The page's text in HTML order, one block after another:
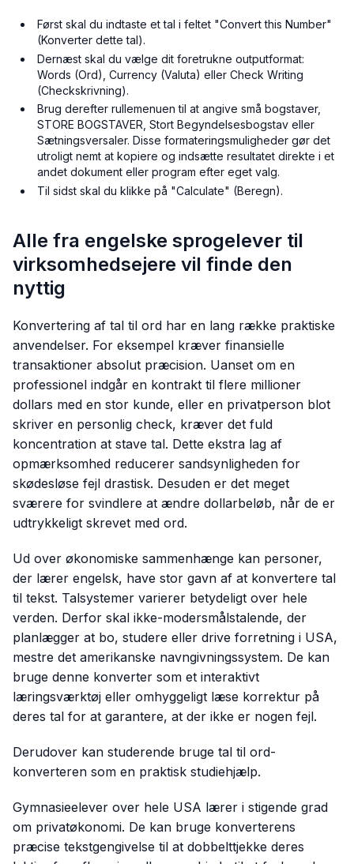
Først skal du indtaste et tal i feltet "Convert this Number"
(Konverter dette tal).
Dernæst skal du vælge dit foretrukne outputformat:
Words (Ord), Currency (Valuta) eller Check Writing
(Checkskrivning).
Brug derefter rullemenuen til at angive små bogstaver,
STORE BOGSTAVER, Stort Begyndelsesbogstav eller
Sætningsversaler. Disse formateringsmuligheder gør det
utroligt nemt at kopiere og indsætte resultatet direkte i et
andet dokument eller program efter eget valg.
Til sidst skal du klikke på "Calculate" (Beregn).
Alle fra engelske sprogelever til
virksomhedsejere vil finde den
nyttig
Konvertering af tal til ord har en lang række praktiske
anvendelser. For eksempel kræver finansielle
transaktioner absolut præcision. Uanset om en
professionel indgår en kontrakt til flere millioner
dollars med en stor kunde, eller en privatperson blot
skriver en personlig check, kræver det fuld
koncentration at stave tal. Dette ekstra lag af
opmærksomhed reducerer sandsynligheden for
skødesløse fejl drastisk. Desuden er det meget
sværere for svindlere at ændre dollarbeløb, når de er
udtrykkeligt skrevet med ord.
Ud over økonomiske sammenhænge kan personer,
der lærer engelsk, have stor gavn af at konvertere tal
til tekst. Talsystemer varierer betydeligt over hele
verden. Derfor skal ikke-modersmålstalende, der
planlægger at bo, studere eller drive forretning i USA,
mestre det amerikanske navngivningssystem. De kan
bruge denne konverter som et interaktivt
læringsværktøj eller omhyggeligt læse korrektur på
deres tal for at garantere, at der ikke er nogen fejl.
Derudover kan studerende bruge tal til ord-
konverteren som en praktisk studiehjælp.
Gymnasieelever over hele USA lærer i stigende grad
om privatøkonomi. De kan bruge konverterens
præcise tekstgengivelse til at dobbelttjekke deres